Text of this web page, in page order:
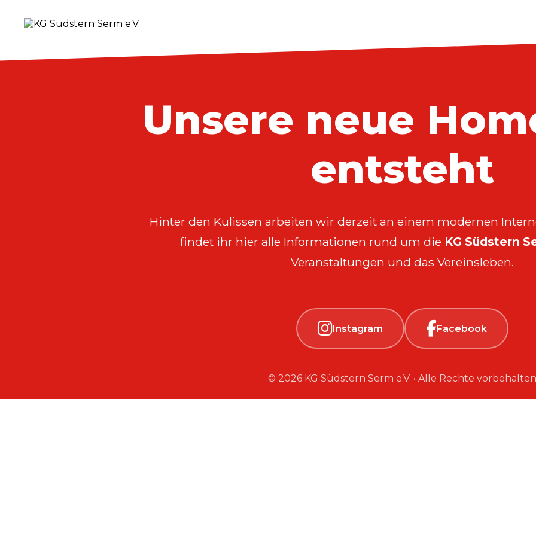
Unsere neue
entsteht
Hinter den Kulissen arbeiten wir derzeit an einem modernen
findet ihr hier alle Informationen rund um die KG Südstern
Veranstaltungen und das Vereinsleben.
Instagram Facebook
© 2026 KG Südstern Serm e.V. • Alle Rechte vorbehalten